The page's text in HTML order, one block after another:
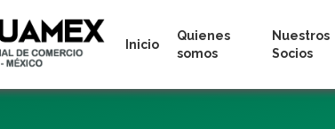
Inicio
Quienes
somos
Nuestros
Socios